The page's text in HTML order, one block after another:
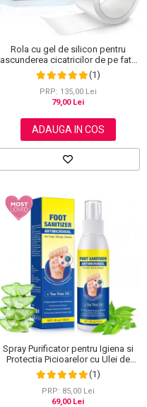
Rola cu gel de silicon pentru
ascunderea cicatricilor de pe fata
sau corp, plasture reutilizabil, 2.5
cm x 1.5 m, Elaimei
(1)
PRP: 135,00 Lei
79,00 Lei
ADAUGA IN COS
Spray Purificator pentru Igiena si
Protectia Picioarelor cu Ulei de
Arbore de Ceai, 120 ml
(1)
PRP: 85,00 Lei
69,00 Lei